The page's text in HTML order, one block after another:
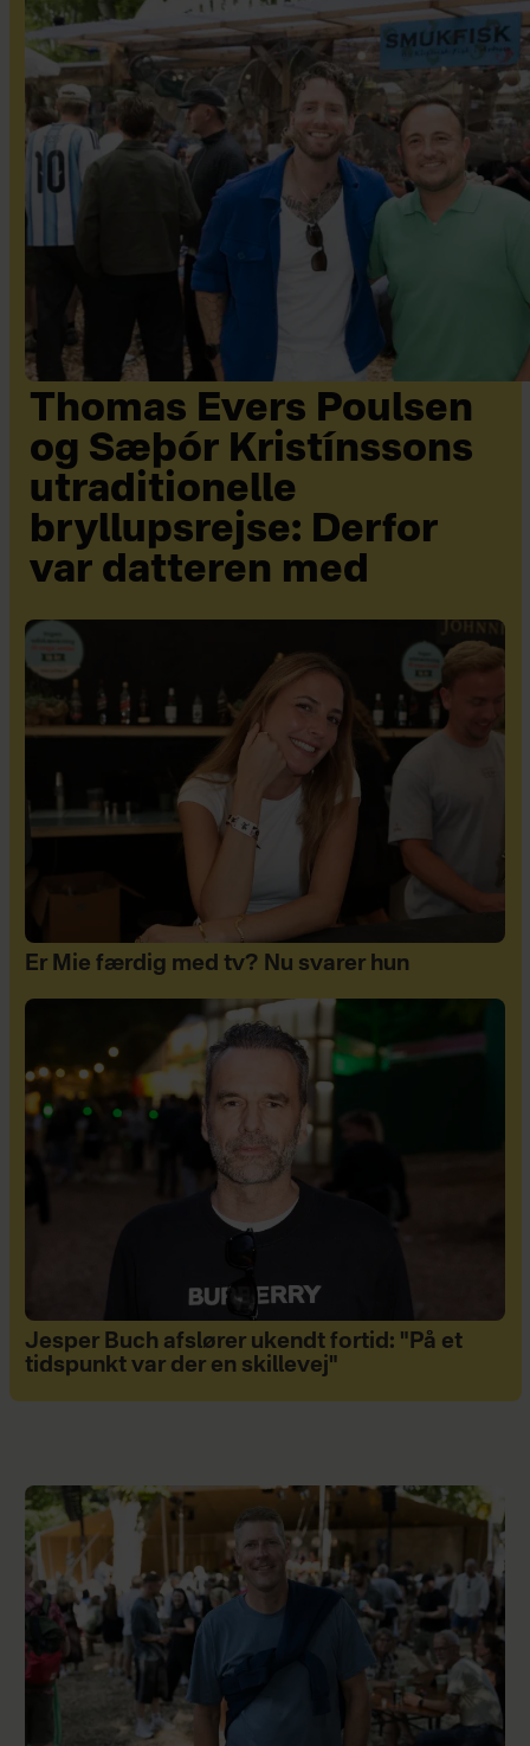
Thomas Evers Poulsen
og Sæþór Kristínssons
utraditionelle
bryllupsrejse: Derfor
var datteren med
Er Mie færdig med tv? Nu svarer hun
Jesper Buch afslører ukendt fortid: "På et
tidspunkt var der en skillevej"